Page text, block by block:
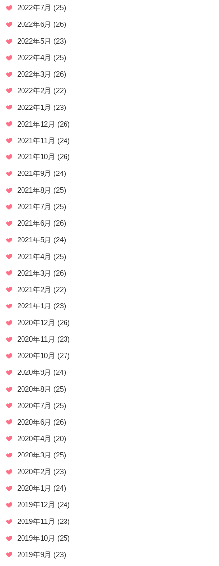
2022年7月 (25)
2022年6月 (26)
2022年5月 (23)
2022年4月 (25)
2022年3月 (26)
2022年2月 (22)
2022年1月 (23)
2021年12月 (26)
2021年11月 (24)
2021年10月 (26)
2021年9月 (24)
2021年8月 (25)
2021年7月 (25)
2021年6月 (26)
2021年5月 (24)
2021年4月 (25)
2021年3月 (26)
2021年2月 (22)
2021年1月 (23)
2020年12月 (26)
2020年11月 (23)
2020年10月 (27)
2020年9月 (24)
2020年8月 (25)
2020年7月 (25)
2020年6月 (26)
2020年4月 (20)
2020年3月 (25)
2020年2月 (23)
2020年1月 (24)
2019年12月 (24)
2019年11月 (23)
2019年10月 (25)
2019年9月 (23)